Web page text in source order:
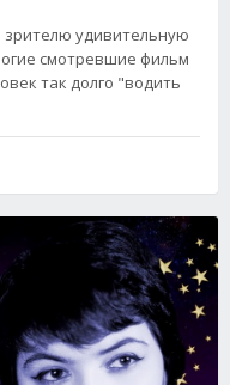
удивительную
смотревшие фильм
так долго "водить